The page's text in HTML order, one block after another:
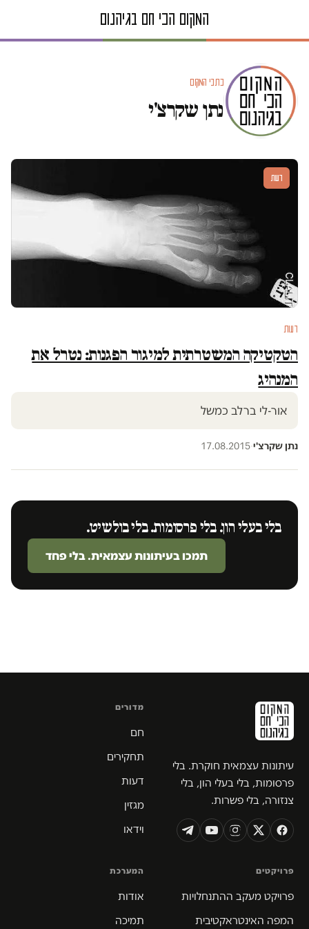
כתבי המקום
נתן שקרצ'י
דעות
דעות
הטקטיקה המשטרתית למיגור הפגנות: נטרל את
המנהיג
אור-לי ברלב כמשל
נתן שקרצ'י·
17.08.2015
בלי בעלי הון. בלי פרסומות. בלי בולשיט.
תמכו בעיתונות עצמאית. בלי פחד
עיתונות עצמאית חוקרת. בלי
פרסומות, בלי בעלי הון, בלי
צנזורה, בלי פשרות.
מדורים
חם
תחקירים
דעות
מגזין
וידאו
פרויקטים
פרויקט מעקב ההתנחלויות
המפה האינטראקטיבית
המערכת
אודות
תמיכה